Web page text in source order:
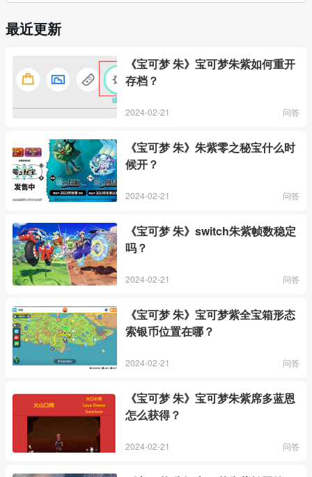
最近更新
《宝可梦 朱》宝可梦朱紫如何重开
存档？
2024-02-21 问答
《宝可梦 朱》朱紫零之秘宝什么时
候开？
2024-02-21 问答
《宝可梦 朱》switch朱紫帧数稳定
吗？
2024-02-21 问答
《宝可梦 朱》宝可梦紫全宝箱形态
索银币位置在哪？
2024-02-21 问答
《宝可梦 朱》宝可梦朱紫席多蓝恩
怎么获得？
2024-02-21 问答